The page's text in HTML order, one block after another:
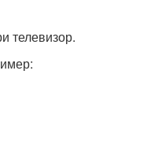
телевизор.